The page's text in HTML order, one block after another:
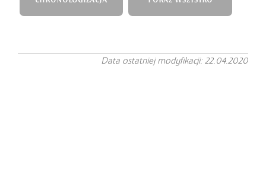
Data ostatniej modyfikacji: 22.04.2020